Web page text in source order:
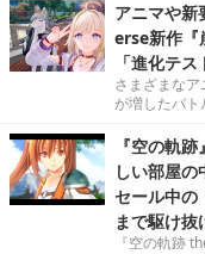
アニマや新
erse新作『
「進化テ
さまざまな
が増したバト
『空の軌
しい部屋
セール中の
まで駆け抜
『空の軌跡